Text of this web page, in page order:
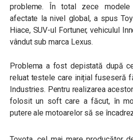
probleme. În total zece modele
afectate la nivel global, a spus
Hiace, SUV-ul Fortuner, vehiculul
vândut sub marca Lexus.
Problema a fost depistată după
reluat testele care inițial fuseseră
Industries. Pentru realizarea
folosit un soft care a făcut, în
putere ale motoarelor să se